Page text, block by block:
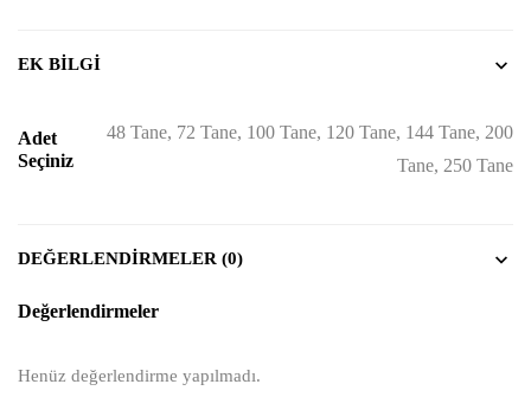
EK BILGI
Adet
Seçiniz
48 Tane, 72 Tane, 100 Tane, 120 Tane, 144 Tane, 200
Tane, 250 Tane
DEĞERLENDIRMELER (0)
Değerlendirmeler
Henüz değerlendirme yapılmadı.